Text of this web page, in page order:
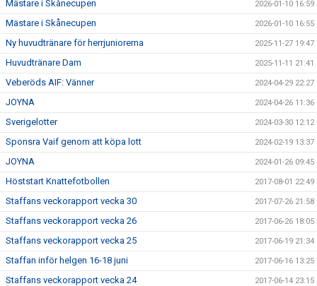
Mästare i Skånecupen 2026-01-10 16:59
Mästare i Skånecupen 2026-01-10 16:55
Ny huvudtränare för herrjuniorerna 2025-11-27 19:47
Huvudtränare Dam 2025-11-11 21:41
Veberöds AIF: Vänner 2024-04-29 22:27
JOYNA 2024-04-26 11:36
Sverigelotter 2024-03-30 12:12
Sponsra Vaif genom att köpa lott 2024-02-19 13:37
JOYNA 2024-01-26 09:45
Höststart Knattefotbollen 2017-08-01 22:49
Staffans veckorapport vecka 30 2017-07-26 21:58
Staffans veckorapport vecka 26 2017-06-26 18:05
Staffans veckorapport vecka 25 2017-06-19 21:34
Staffan inför helgen 16-18 juni 2017-06-16 13:25
Staffans veckorapport vecka 24 2017-06-14 23:15